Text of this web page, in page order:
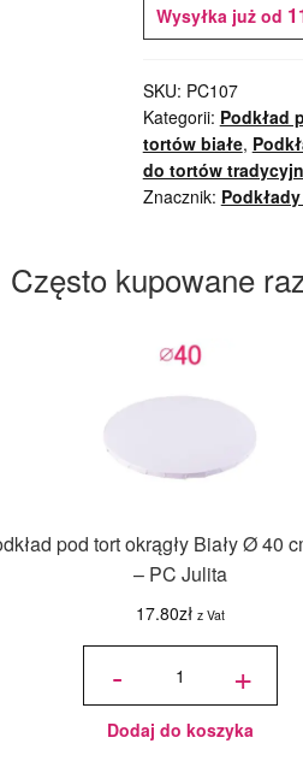
Wysyłka już od
SKU: PC107
Kategorii: Podkład
tortów białe,
do tortów
Znacznik:
Często kupowane
pod tort okrągły Biały Ø 40
– PC Julita
17.80zł z Vat
-
ilość
okrągły
Biały Ø
h 1 cm -
PC
+
Dodaj do koszyka